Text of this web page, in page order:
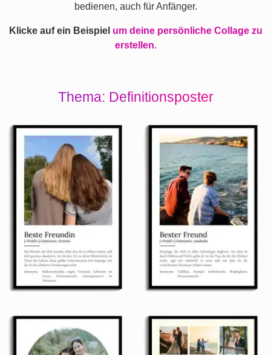
bedienen, auch für Anfänger.
Klicke auf ein Beispiel um deine persönliche Collage zu
erstellen.
Thema: Definitionsposter